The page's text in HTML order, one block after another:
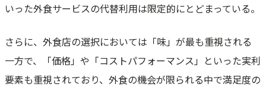
いった外食サービスの代替利用は限定的にとどまっている。
さらに、外食店の選択においては「味」が最も重視される
一方で、「価格」や「コストパフォーマンス」といった実利
要素も重視されており、外食の機会が限られる中で満足度の